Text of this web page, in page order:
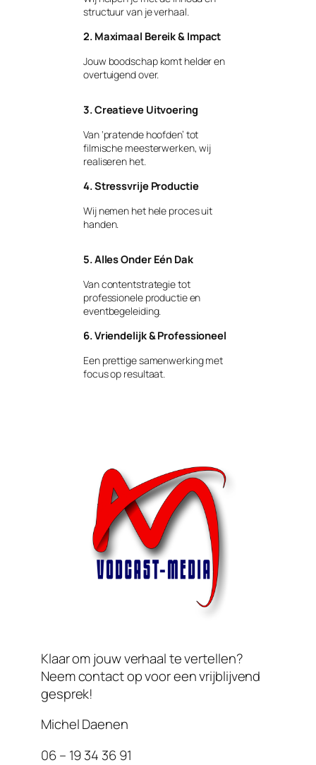
structuur van je verhaal.
2. Maximaal Bereik & Impact
Jouw boodschap komt helder en
overtuigend over.
3. Creatieve Uitvoering
Van ‘pratende hoofden’ tot
filmische meesterwerken, wij
realiseren het.
4. Stressvrije Productie
Wij nemen het hele proces uit
handen.
5. Alles Onder Eén Dak
Van contentstrategie tot
professionele productie en
eventbegeleiding.
6. Vriendelijk & Professioneel
Een prettige samenwerking met
focus op resultaat.
Klaar om jouw verhaal te vertellen?
Neem contact op voor een vrijblijvend
gesprek!
Michel Daenen
06 – 19 34 36 91